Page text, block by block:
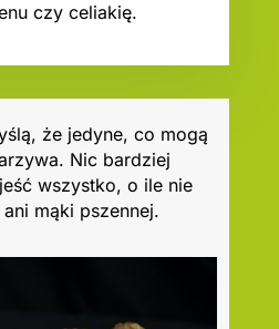
czy celiakię.
że jedyne, co mogą
Nic bardziej
wszystko, o ile nie
mąki pszennej.